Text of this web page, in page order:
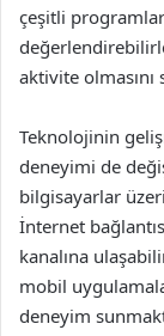
çeşitli
aktivite olmasını
Teknolojinin
deneyimi de
bilgisayarlar
İnternet
kanalına
mobil
deneyim